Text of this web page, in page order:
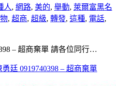
人, 網路, 美的, 舉動, 萊爾富黑名
, 超商, 超級, 轉發, 這種, 電話,
– 超商棄單 請各位同行…
廷 0919740398 – 超商棄單